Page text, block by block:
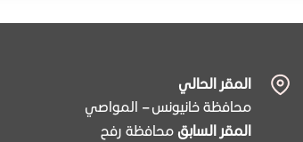
المقر الحالي
محافظة خانيونس – المواصي
المقر السابق محافظة رفح